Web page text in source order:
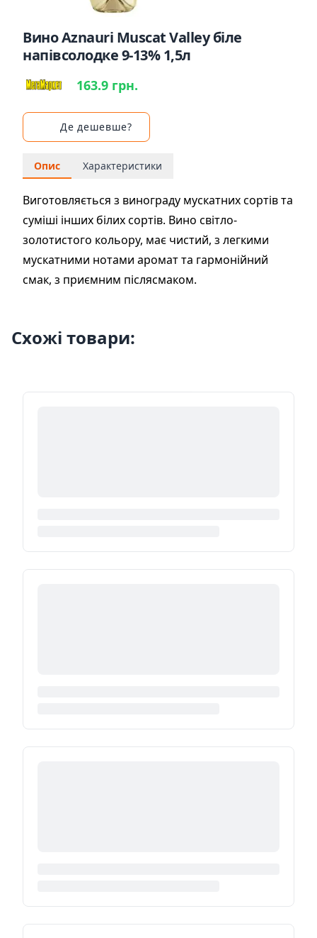
Вино Aznauri Muscat Valley біле
напівсолодке 9-13% 1,5л
163.9 грн.
Де дешевше?
Опис Характеристики
Виготовляється з винограду мускатних сортів та
суміші інших білих сортів. Вино світло-
золотистого кольору, має чистий, з легкими
мускатними нотами аромат та гармонійний
смак, з приємним післясмаком.
Схожі товари: